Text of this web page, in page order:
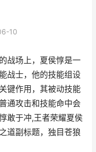
10
战场上，夏侯惇是一
战士，他的技能组设
键作用，其被动技能
通攻击和技能命中会
敢于冲,王者荣耀夏侯
道副标题，独目苍狼